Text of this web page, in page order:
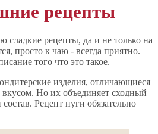
рецепты
сладкие рецепты, да и не только на
просто к чаю - всегда приятно.
того что это такое.
изделия, отличающиеся
Но их объединяет сходный
Рецепт нуги обязательно